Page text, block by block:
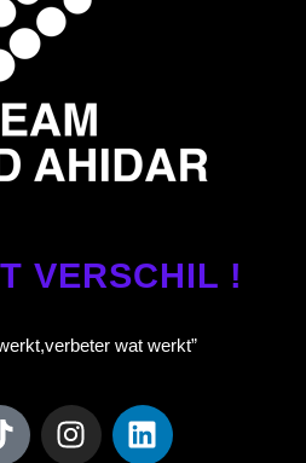
VERSCHIL !
verbeter wat werkt”